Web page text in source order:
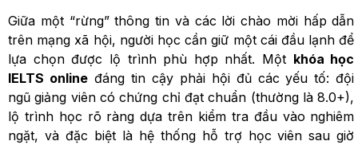
Giữa một “rừng” thông tin và các lời chào mời hấp dẫn
trên mạng xã hội, người học cần giữ một cái đầu lạnh để
lựa chọn được lộ trình phù hợp nhất. Một khóa học
IELTS onlineđáng tin cậy phải hội đủ các yếu tố: đội
ngũ giảng viên có chứng chỉ đạt chuẩn (thường là 8.0+),
lộ trình học rõ ràng dựa trên kiểm tra đầu vào nghiêm
ngặt, và đặc biệt là hệ thống hỗ trợ học viên sau giờ